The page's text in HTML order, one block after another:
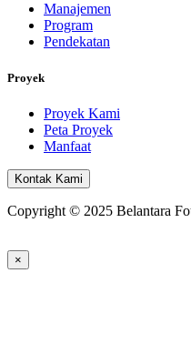
Manajemen
Program
Pendekatan
Proyek
Proyek Kami
Peta Proyek
Manfaat
Kontak Kami
Copyright © 2025 Belantara
×